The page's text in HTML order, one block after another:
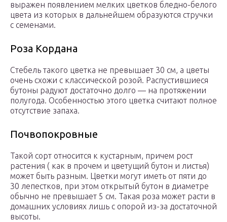
выражен появлением мелких цветков бледно-белого
цвета из которых в дальнейшем образуются стручки
с семенами.
Роза Кордана
Стебель такого цветка не превышает 30 см, а цветы
очень схожи с классической розой. Распустившиеся
бутоны радуют достаточно долго — на протяжении
полугода. Особенностью этого цветка считают полное
отсутствие запаха.
Почвопокровные
Такой сорт относится к кустарным, причем рост
растения ( как в прочем и цветущий бутон и листья)
может быть разным. Цветки могут иметь от пяти до
30 лепестков, при этом открытый бутон в диаметре
обычно не превышает 5 см. Такая роза может расти в
домашних условиях лишь с опорой из-за достаточной
высоты.